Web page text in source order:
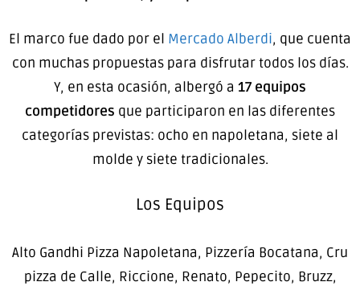
El marco fue dado por el Mercado Alberdi, que cuenta
con muchas propuestas para disfrutar todos los días.
Y, en esta ocasión, albergó a 17 equipos
competidores que participaron en las diferentes
categorías previstas: ocho en napoletana, siete al
molde y siete tradicionales.
Los Equipos
Alto Gandhi Pizza Napoletana, Pizzería Bocatana, Cru
pizza de Calle, Riccione, Renato, Pepecito, Bruzz,